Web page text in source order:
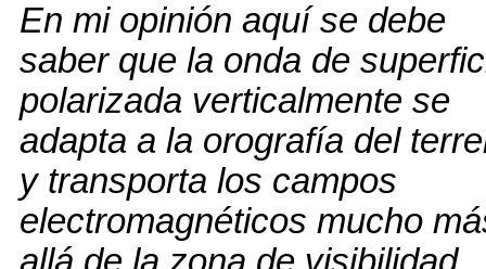
En mi opinión aquí se debe
saber que la onda de
polarizada verticalmente se
adapta a la orografía del
y transporta los campos
electromagnéticos mucho